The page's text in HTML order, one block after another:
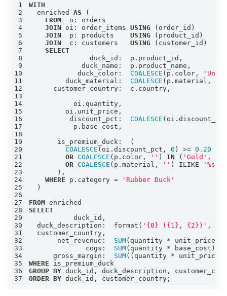
1
WITH
2
  enriched
AS
3
FROM
4
JOIN oi: order_items USING
5
JOIN
  p: products
USING
6
JOIN
  c: customers
USING
7
SELECT
8
9
10
            duck_color:
COALESCE (p.color,
11
         duck_material:
COALESCE (p.material,
12
13
14
15
16
          discount_pct:
COALESCE
17
18
19
20
COALESCE (oi.discount_pct, 0 ) >= 0.20
21
OR COALESCE (p.color, '' ) IN ( 'Gold' ,
22
OR COALESCE (p.material, '' ) ILIKE
23
24
WHERE p.category =
'Rubber Duck'
25
26
27
FROM
28
SELECT
29
30
  duck_description:  format(
'{0} ({1}, {2})'
31
32
       net_revenue:
SUM(quantity * unit_price
33
              cogs:
SUM(quantity *
34
      gross_margin:
SUM((quantity * unit_price
35
WHERE
36
GROUP BY
37
ORDER BY duck_id, customer_country;